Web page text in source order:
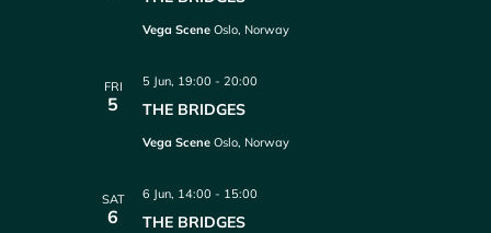
Vega SceneOslo, Norway
FRI
5 THE BRIDGES
5 Jun, 19:00 -20:00
Vega SceneOslo, Norway
SAT
6 THE BRIDGES
6 Jun, 14:00 - 15:00